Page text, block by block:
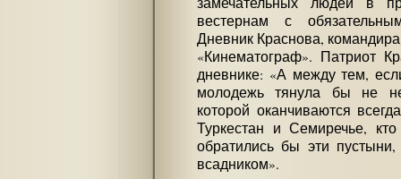
вестернам с
Дневник Краснова,
«Кинематограф». Патриот
дневнике: «А между тем,
молодежь тянула бы не
которой оканчиваются
Туркестан и Семиречье,
обратились бы эти
всадником».